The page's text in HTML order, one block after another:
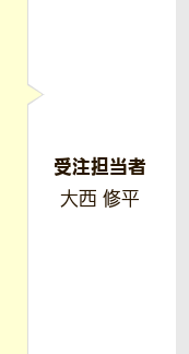
受注担当者
大西 修平